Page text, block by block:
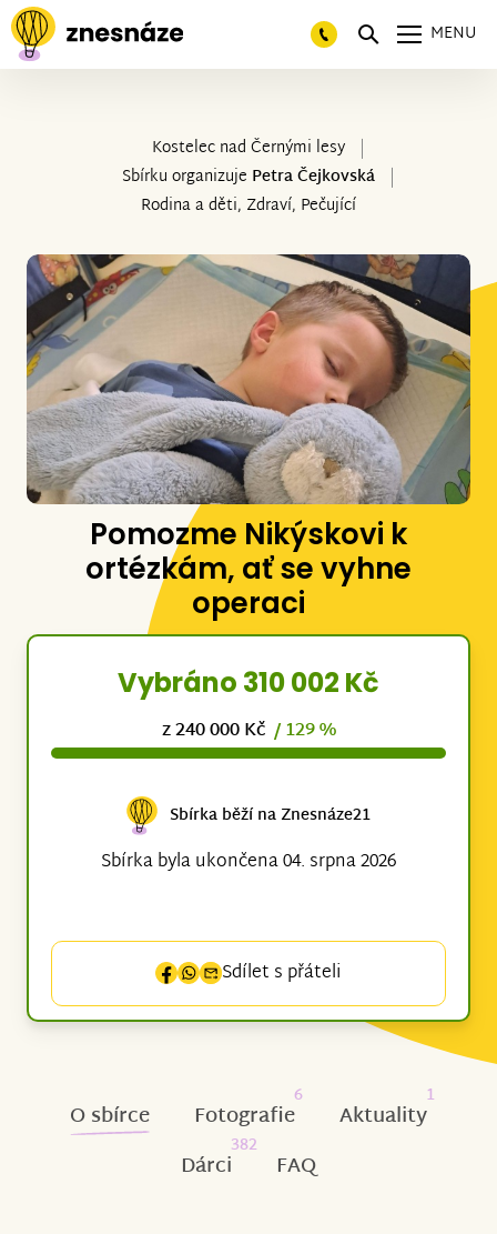
MENU
Kostelec nad Černými lesy
Sbírku organizuje Petra Čejkovská
Rodina a děti, Zdraví, Pečující
Pomozme Nikýskovi k
ortézkám, ať se vyhne
operaci
Vybráno 310 002 Kč
z 240 000 Kč / 129 %
Sbírka běží na Znesnáze21
Sbírka byla ukončena 04. srpna 2026
Sdílet s přáteli
O sbírce Fotografie
6
Aktuality
1
Dárci
382
FAQ